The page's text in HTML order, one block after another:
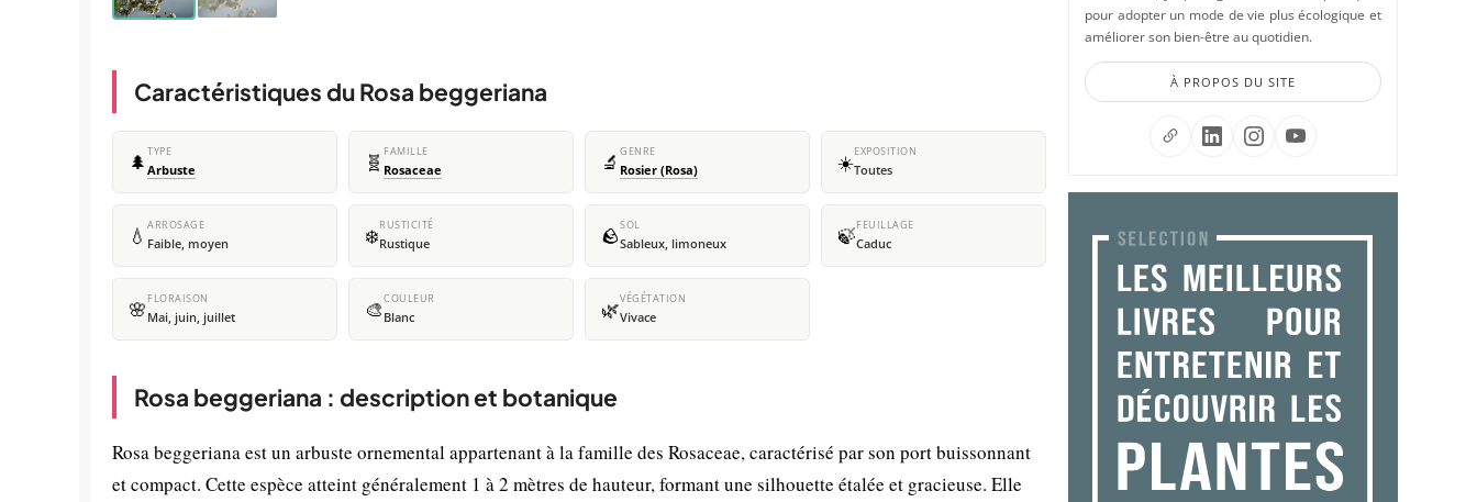
Caractéristiques du Rosa beggeriana
🌲 TYPE
Arbuste 🧬 FAMILLE
Rosaceae 🔬 GENRE
Rosier (Rosa) ☀️EXPOSITION
Toutes
💧 ARROSAGE
Faible, moyen ❄️RUSTICITÉ
Rustique 🪨SOL
Sableux, limoneux 🍃FEUILLAGE
Caduc
🌸 FLORAISON
Mai, juin, juillet 🎨COULEUR
Blanc 🌿VÉGÉTATION
Vivace
Rosa beggeriana : description et botanique
Rosa beggeriana est un arbuste ornemental appartenant à la famille des Rosaceae, caractérisé par son port buissonnant
et compact. Cette espèce atteint généralement 1 à 2 mètres de hauteur, formant une silhouette étalée et gracieuse. Elle
pour adopter un mode de vie plus écologique et
améliorer son bien-être au quotidien.
À PROPOS DU SITE